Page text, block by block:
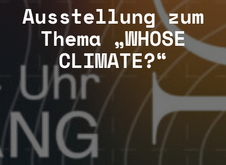
Ausstellung zum
Thema „WHOSE
CLIMATE?“